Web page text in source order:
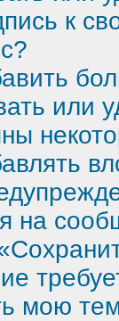
к
или
на
мою